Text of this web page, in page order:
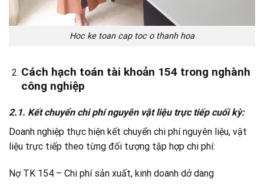
Hoc ke toan cap toc o thanh hoa
Cách hạch toán tài khoản 154 trong nghành
công nghiệp
2.1. Kết chuyển chi phí nguyên vật liệu trực tiếp cuối kỳ:
Doanh nghiệp thực hiện kết chuyển chi phí nguyên liệu, vật
liệu trực tiếp theo từng đối tượng tập hợp chi phí:
Nợ TK 154 – Chi phí sản xuất, kinh doanh dở dang